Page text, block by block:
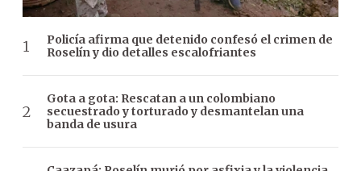
Policía afirma que detenido confesó el crimen de
Roselín y dio detalles escalofriantes
Gota a gota: Rescatan a un colombiano
secuestrado y torturado y desmantelan una
banda de usura